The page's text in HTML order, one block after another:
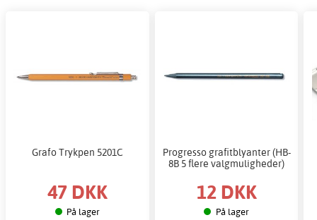
Grafo Trykpen 5201C
47 DKK
På lager
Progresso grafitblyanter (HB-
8B 5 flere valgmuligheder)
12 DKK
På lager